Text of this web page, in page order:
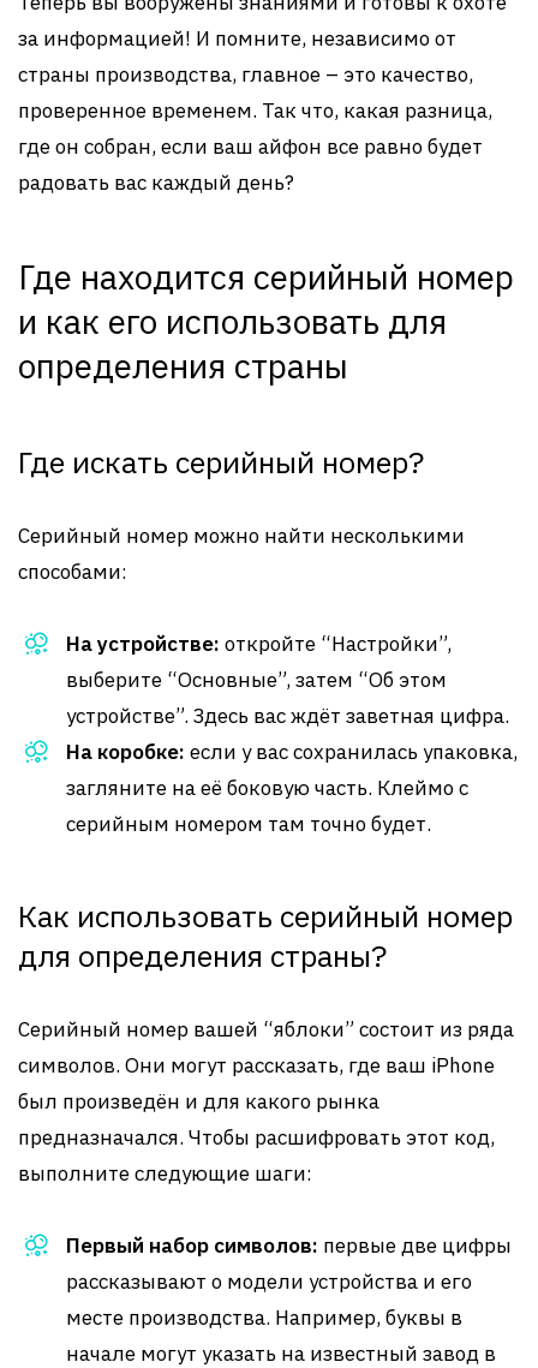
за информацией! И помните, независимо от
страны производства, главное – это качество,
проверенное временем. Так что, какая разница,
где он собран, если ваш айфон все равно будет
радовать вас каждый день?
Где находится серийный номер
и как его использовать для
определения страны
Где искать серийный номер?
Серийный номер можно найти несколькими
способами:
На устройстве: откройте “Настройки”,
выберите “Основные”, затем “Об этом
устройстве”. Здесь вас ждёт заветная цифра.
На коробке: если у вас сохранилась упаковка,
загляните на её боковую часть. Клеймо с
серийным номером там точно будет.
Как использовать серийный номер
для определения страны?
Серийный номер вашей “яблоки” состоит из ряда
символов. Они могут рассказать, где ваш iPhone
был произведён и для какого рынка
предназначался. Чтобы расшифровать этот код,
выполните следующие шаги:
Первый набор символов: первые две цифры
рассказывают о модели устройства и его
месте производства. Например, буквы в
начале могут указать на известный завод в